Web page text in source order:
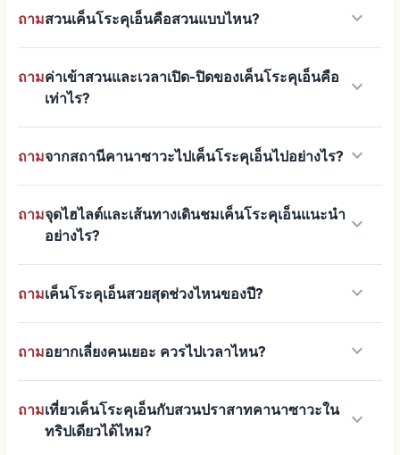
ถามสวนเค็นโระคุเอ็นคือสวนแบบไหน? keyboard_arrow_down
ถามค่าเข้าสวนและเวลาเปิด-ปิดของเค็นโระคุเอ็นคือ
เท่าไร?
keyboard_arrow_down
ถามจากสถานีคานาซาวะไปเค็นโระคุเอ็นไปอย่างไร? keyboard_arrow_down
ถามจุดไฮไลต์และเส้นทางเดินชมเค็นโระคุเอ็นแนะนำ
อย่างไร?
keyboard_arrow_down
ถามเค็นโระคุเอ็นสวยสุดช่วงไหนของปี? keyboard_arrow_down
ถามอยากเลี่ยงคนเยอะ ควรไปเวลาไหน? keyboard_arrow_down
ถามเที่ยวเค็นโระคุเอ็นกับสวนปราสาทคานาซาวะใน
ทริปเดียวได้ไหม?
keyboard_arrow_down